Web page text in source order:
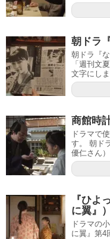
朝ドラ
朝ドラ『
「週刊文
文字にし
商館時
ドラマで
す。 朝ド
優仁さん
『ひよ
に翼』）
ドラマの
に翼』第4